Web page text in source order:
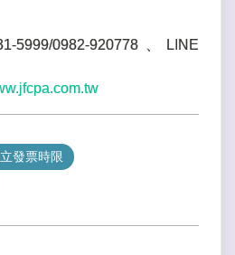
5999/0982-920778、LINE
發票時限